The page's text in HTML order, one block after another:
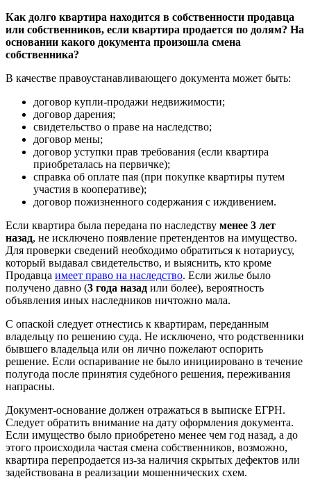
Как долго квартира находится в собственности продавца
или собственников, если квартира продается по долям? На
основании какого документа произошла смена
собственника?
В качестве правоустанавливающего документа может быть:
договор купли-продажи недвижимости;
договор дарения;
свидетельство о праве на наследство;
договор мены;
договор уступки прав требования (если квартира
приобреталась на первичке);
справка об оплате пая (при покупке квартиры путем
участия в кооперативе);
договор пожизненного содержания с иждивением.
Если квартира была передана по наследству менее 3 лет
назад, не исключено появление претендентов на имущество.
Для проверки сведений необходимо обратиться к нотариусу,
который выдавал свидетельство, и выяснить, кто кроме
Продавца имеет право на наследство. Если жилье было
получено давно (3 года назад или более), вероятность
объявления иных наследников ничтожно мала.
С опаской следует отнестись к квартирам, переданным
владельцу по решению суда. Не исключено, что родственники
бывшего владельца или он лично пожелают оспорить
решение. Если оспаривание не было инициировано в течение
полугода после принятия судебного решения, переживания
напрасны.
Документ-основание должен отражаться в выписке ЕГРН.
Следует обратить внимание на дату оформления документа.
Если имущество было приобретено менее чем год назад, а до
этого происходила частая смена собственников, возможно,
квартира перепродается из-за наличия скрытых дефектов или
задействована в реализации мошеннических схем.